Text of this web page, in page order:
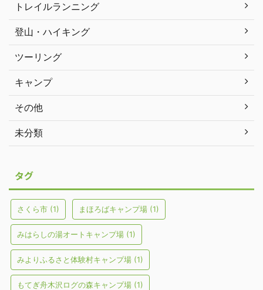
トレイルランニング
登山・ハイキング
ツーリング
キャンプ
その他
未分類
タグ
さくら市 (1) まほろばキャンプ場 (1)
みはらしの湯オートキャンプ場 (1)
みよりふるさと体験村キャンプ場 (1)
もてぎ舟木沢ログの森キャンプ場 (1)